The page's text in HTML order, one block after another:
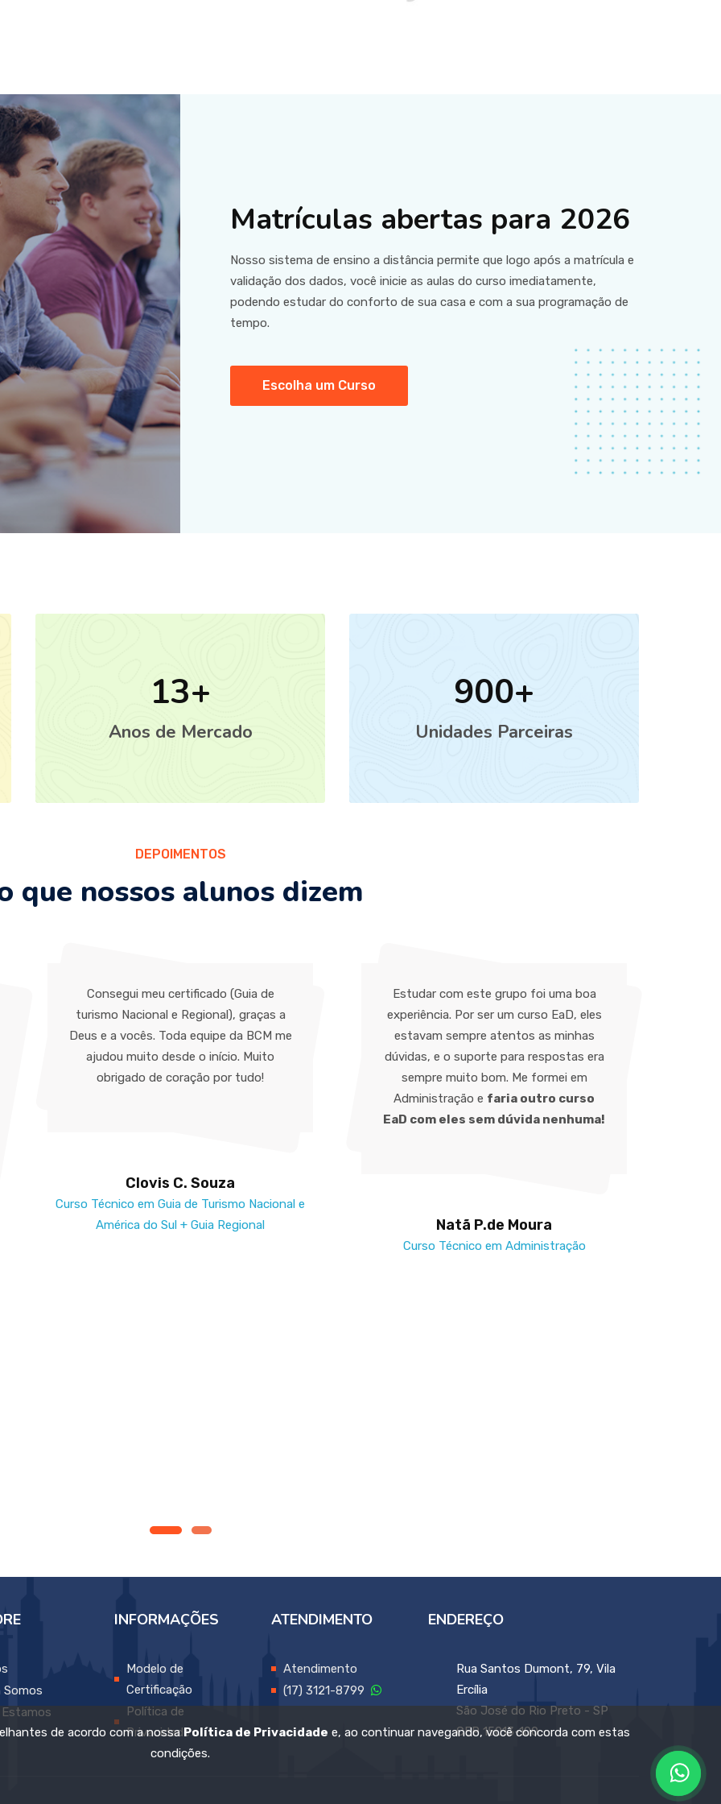
Matrículas abertas para 2026
Nosso sistema de ensino a distância permite que logo após a matrícula e
validação dos dados, você inicie as aulas do curso imediatamente,
podendo estudar do conforto de sua casa e com a sua programação de
tempo.
Escolha um Curso
13
Anos de Mercado
900
Unidades Parceiras
DEPOIMENTOS
que nossos alunos dizem
Consegui meu certificado (Guia de
turismo Nacional e Regional), graças a
Deus e a vocês. Toda equipe da BCM me
ajudou muito desde o início. Muito
obrigado de coração por tudo!
Clovis C. Souza
Curso Técnico em Guia de Turismo Nacional e
América do Sul + Guia Regional
Estudar com este grupo foi uma boa
experiência. Por ser um curso EaD, eles
estavam sempre atentos as minhas
dúvidas, e o suporte para respostas era
sempre muito bom. Me formei em
Administração e faria outro curso
EaD com eles sem dúvida nenhuma!
Natã P.de Moura
Curso Técnico em Administração
Somos
INFORMAÇÕES
Modelo de
Certificação
Política de
Privacidade
ATENDIMENTO
Atendimento
(17) 3121-8799
ENDEREÇO
Rua Santos Dumont, 79, Vila
Ercília
São José do Rio Preto - SP
CEP 15013-100
de acordo com a nossaPolítica de Privacidade e, ao continuar navegando, você concorda com estas
condições.